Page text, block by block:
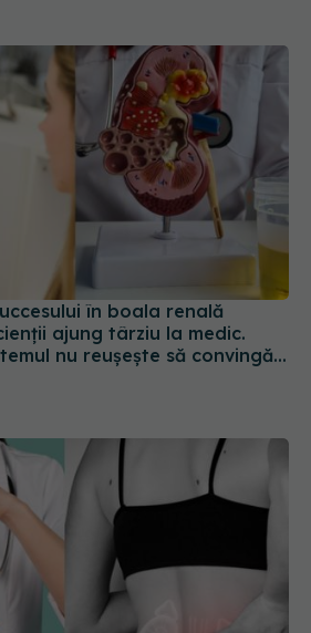
ajung târziu la medic.
nu reușește să convingă